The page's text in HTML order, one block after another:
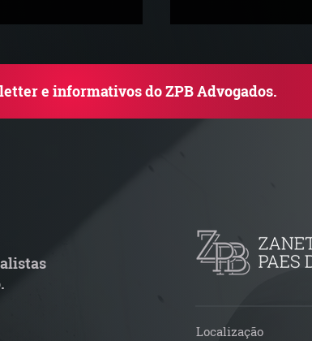
condominial
e informativos do ZPB Advogados.
Localização